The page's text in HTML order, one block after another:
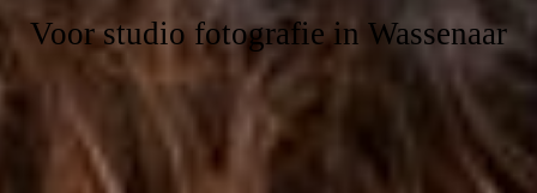
Voor studio fotografie in Wassenaar